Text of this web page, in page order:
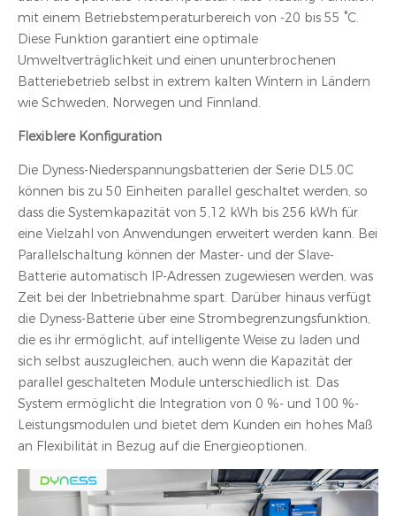
mit einem Betriebstemperaturbereich von -20 bis 55 °C.
Diese Funktion garantiert eine optimale
Umweltverträglichkeit und einen ununterbrochenen
Batteriebetrieb selbst in extrem kalten Wintern in Ländern
wie Schweden, Norwegen und Finnland.
Flexiblere Konfiguration
Die Dyness-Niederspannungsbatterien der Serie DL5.0C
können bis zu 50 Einheiten parallel geschaltet werden, so
dass die Systemkapazität von 5,12 kWh bis 256 kWh für
eine Vielzahl von Anwendungen erweitert werden kann. Bei
Parallelschaltung können der Master- und der Slave-
Batterie automatisch IP-Adressen zugewiesen werden, was
Zeit bei der Inbetriebnahme spart. Darüber hinaus verfügt
die Dyness-Batterie über eine Strombegrenzungsfunktion,
die es ihr ermöglicht, auf intelligente Weise zu laden und
sich selbst auszugleichen, auch wenn die Kapazität der
parallel geschalteten Module unterschiedlich ist. Das
System ermöglicht die Integration von 0 %- und 100 %-
Leistungsmodulen und bietet dem Kunden ein hohes Maß
an Flexibilität in Bezug auf die Energieoptionen.